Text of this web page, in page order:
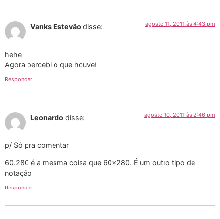
Vanks Estevão disse: agosto 11, 2011 às 4:43 pm
hehe
Agora percebi o que houve!
Responder
Leonardo disse: agosto 10, 2011 às 2:46 pm
p/ Só pra comentar
60.280 é a mesma coisa que 60×280. É um outro tipo de
notação
Responder